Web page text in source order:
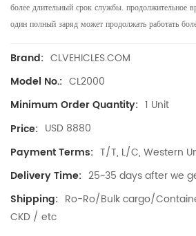
более длительный срок службы. продолжительное
один полный заряд может продолжать работать
Brand: CLVEHICLES.COM
Model No.: CL2000
Minimum Order Quantity: 1 Unit
Price: USD 8880
Payment Terms: T/T, L/C, Western
Delivery Time: 25~35 days after we
Shipping: Ro-Ro/Bulk cargo/
CKD / etc